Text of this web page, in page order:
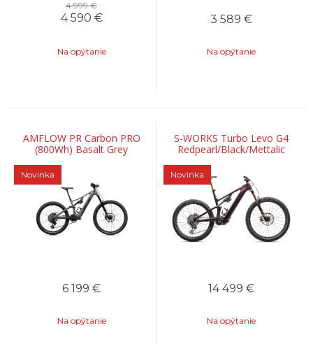
4 999 €
4 590 €
Na opýtanie
3 589 €
Na opýtanie
AMFLOW PR Carbon PRO
(800Wh) Basalt Grey
Novinka
6 199 €
Na opýtanie
S-WORKS Turbo Levo G4
Redpearl/Black/Mettalic
Novinka
14 499 €
Na opýtanie